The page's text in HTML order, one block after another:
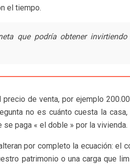
el tiempo.
que podría obtener
de venta, por ejemplo
no es cuánto cuesta la
paga « el doble » por la vivienda.
por completo la ecuación: el
patrimonio o una carga que